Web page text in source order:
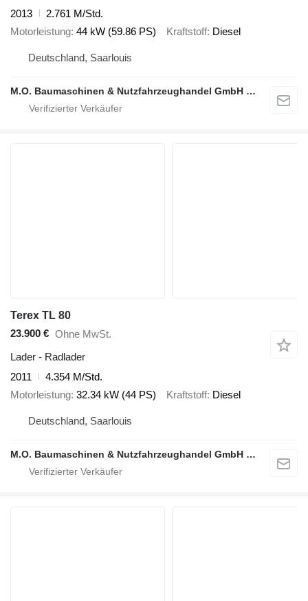
2013
2.761 M/Std.
Motorleistung 44 kW (59.86 PS) Kraftstoff Diesel
Deutschland, Saarlouis
M.O. Baumaschinen & Nutzfahrzeughandel GmbH & CO.
Terex TL 80
23.900 € Ohne MwSt.
Lader - Radlader
2011
4.354 M/Std.
Motorleistung 32.34 kW (44 PS) Kraftstoff Diesel
Deutschland, Saarlouis
M.O. Baumaschinen & Nutzfahrzeughandel GmbH & CO.